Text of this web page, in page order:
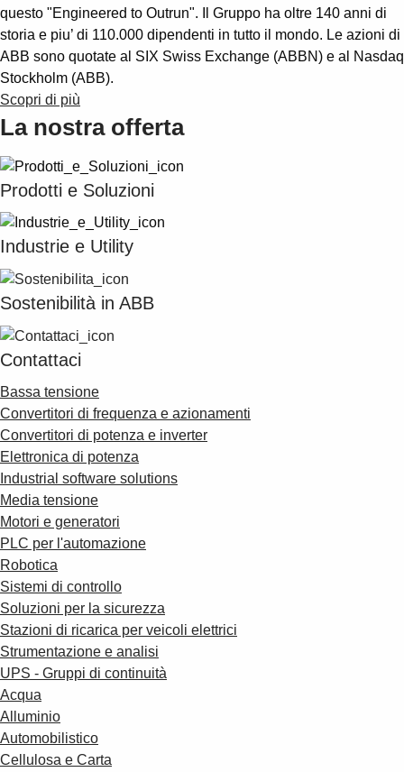
Suggestions
See more products
Shopping list preview
0
questo "Engineered to Outrun". Il Gruppo ha oltre 140 anni di
storia e piu’ di 110.000 dipendenti in tutto il mondo. Le azioni di
ABB sono quotate al SIX Swiss Exchange (ABBN) e al Nasdaq
Stockholm (ABB).
Scopri di più
La nostra offerta
Prodotti e Soluzioni
Industrie e Utility
Sostenibilità in ABB
Contattaci
Bassa tensione
Convertitori di frequenza e azionamenti
Convertitori di potenza e inverter
Elettronica di potenza
Industrial software solutions
Media tensione
Motori e generatori
PLC per l'automazione
Robotica
Sistemi di controllo
Soluzioni per la sicurezza
Stazioni di ricarica per veicoli elettrici
Strumentazione e analisi
UPS - Gruppi di continuità
Acqua
Alluminio
Automobilistico
Cellulosa e Carta